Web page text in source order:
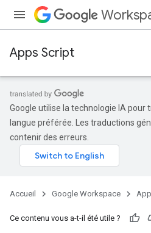
Apps Script
Google utilise la technologie IA pour
langue préférée. Les traductions
contenir des erreurs.
Accueil Google Workspace
Ce contenu vous a-t-il été utile ?